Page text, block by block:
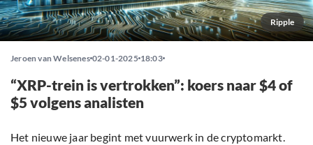
Ripple
Jeroen van Welsenes 02-01-2025 18:03
“XRP-trein is vertrokken”: koers naar $4 of
$5 volgens analisten
Het nieuwe jaar begint met vuurwerk in de cryptomarkt.